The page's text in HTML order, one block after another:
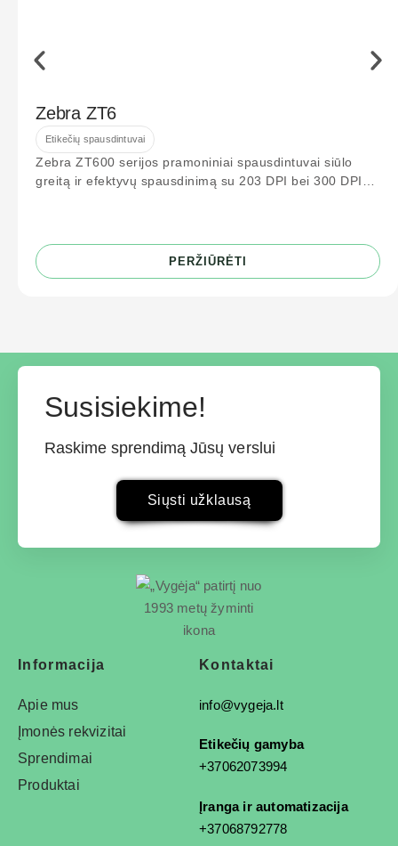
Zebra ZT6
Etikečių spausdintuvai
Zebra ZT600 serijos pramoniniai spausdintuvai siūlo
greitą ir efektyvų spausdinimą su 203 DPI bei 300 DPI
PERŽIŪRĖTI
Susisiekime!
Raskime sprendimą Jūsų verslui
Siųsti užklausą
Informacija
Apie mus
Įmonės rekvizitai
Sprendimai
Produktai
Kontaktai
info@vygeja.lt
Etikečių gamyba
+37062073994
Įranga ir automatizacija
+37068792778